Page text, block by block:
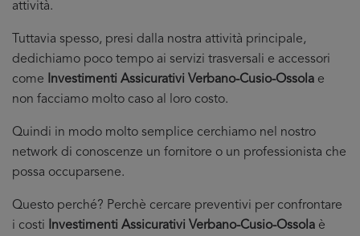
attività.
Tuttavia spesso, presi dalla nostra attività principale,
dedichiamo poco tempo ai servizi trasversali e accessori
come
Investimenti Assicurativi Verbano-Cusio-Ossola e
non facciamo molto caso al loro costo.
Quindi in modo molto semplice cerchiamo nel nostro
network di conoscenze un fornitore o un professionista che
possa occuparsene.
Questo perché? Perchè cercare preventivi per confrontare
i costi
Investimenti Assicurativi Verbano-Cusio-Ossola è